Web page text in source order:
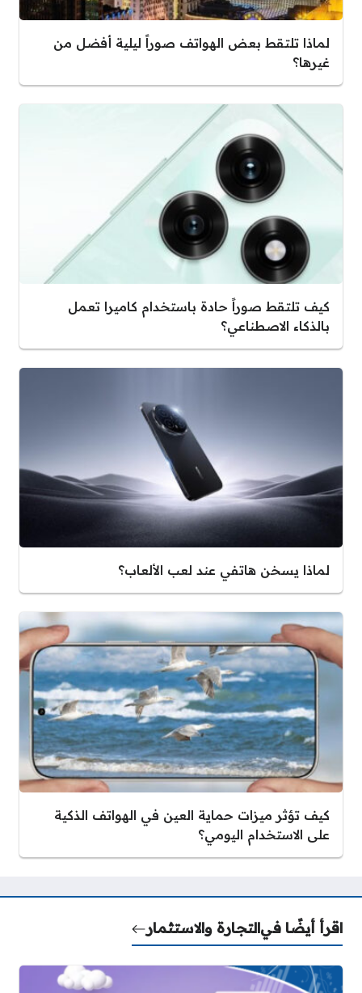
لماذا تلتقط بعض الهواتف صوراً ليلية أفضل من
غيرها؟
كيف تلتقط صوراً حادة باستخدام كاميرا تعمل
بالذكاء الاصطناعي؟
لماذا يسخن هاتفي عند لعب الألعاب؟
كيف تؤثر ميزات حماية العين في الهواتف الذكية
على الاستخدام اليومي؟
اقرأ أيضًا فيالتجارة والاستثمار